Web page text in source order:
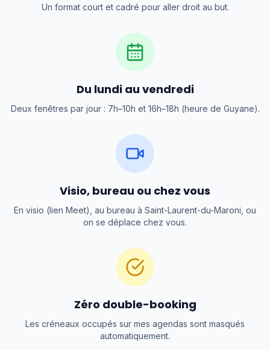
Un format court et cadré pour aller droit au but.
Du lundi au vendredi
Deux fenêtres par jour : 7h–10h et 16h–18h (heure de Guyane).
Visio, bureau ou chez vous
En visio (lien Meet), au bureau à Saint-Laurent-du-Maroni, ou
on se déplace chez vous.
Zéro double-booking
Les créneaux occupés sur mes agendas sont masqués
automatiquement.